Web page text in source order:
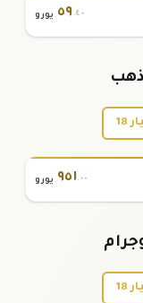
٥٩.٤٠ يورو
18
٩٥١.٠٠ يورو
18